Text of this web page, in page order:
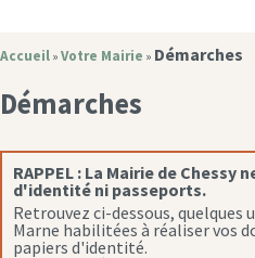
Accueil » Votre Mairie » Démarches
Démarches
RAPPEL : La Mairie de Chessy
d'identité ni passeports.
Retrouvez ci-dessous, quelques
Marne habilitées à réaliser vos
papiers d'identité.